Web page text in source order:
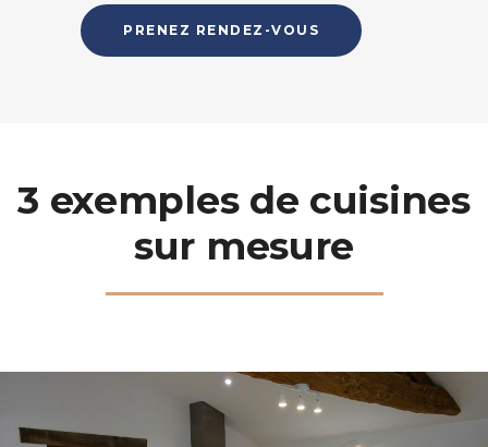
PRENEZ RENDEZ-VOUS
3 exemples de cuisines
sur mesure